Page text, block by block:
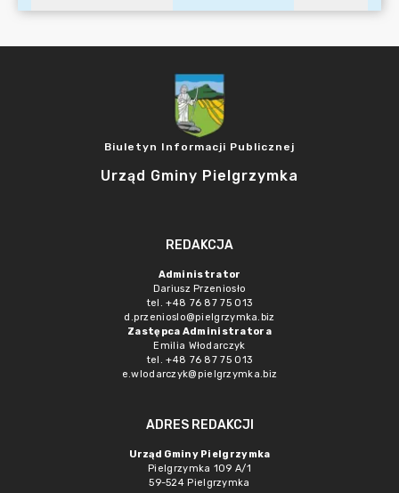
Biuletyn Informacji Publicznej
Urząd Gminy Pielgrzymka
REDAKCJA
Administrator
Dariusz Przeniosło
tel. +48 76 87 75 013
d.przenioslo@pielgrzymka.biz
Zastępca Administratora
Emilia Włodarczyk
tel. +48 76 87 75 013
e.wlodarczyk@pielgrzymka.biz
ADRES REDAKCJI
Urząd Gminy Pielgrzymka
Pielgrzymka 109 A/1
59-524 Pielgrzymka